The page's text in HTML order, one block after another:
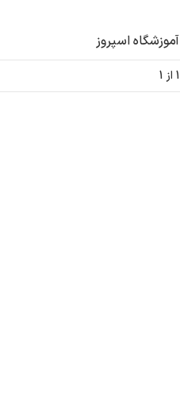
آموزشگاه اسپروز